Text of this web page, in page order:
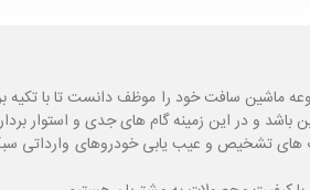
ماشین سافت خود را موظف دانست تا با تکیه
و در این زمینه گام های جدی و استوار
های تشخیص و عیب یابی خودروهای وارداتی